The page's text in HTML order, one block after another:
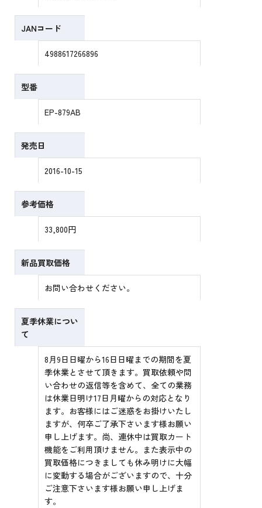
JANコード
4988617266896
型番
EP-879AB
発売日
2016-10-15
参考価格
33,800円
新品買取価格
お問い合わせください。
夏季休業につい
て
8月9日日曜から16日日曜までの期間を夏
季休業とさせて頂きます。買取依頼や問
い合わせの返信等を含めて、全ての業務
は休業日明け17日月曜からの対応となり
ます。お客様にはご迷惑をお掛けいたし
ますが、何卒ご了承下さいます様お願い
申し上げます。尚、連休中は買取カート
機能をご利用頂けません。また表示中の
買取価格につきましても休み明けに大幅
に変動する場合がございますので、十分
ご注意下さいます様お願い申し上げま
す。